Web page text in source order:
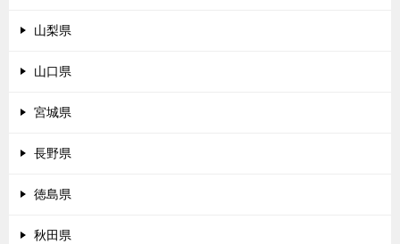
山梨県
山口県
宮城県
長野県
徳島県
秋田県